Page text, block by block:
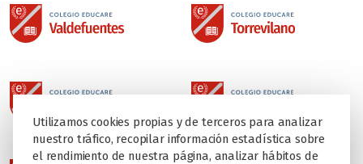
Utilizamos cookies propias y de terceros para analizar
nuestro tráfico, recopilar información estadística sobre
el rendimiento de nuestra página, analizar hábitos de